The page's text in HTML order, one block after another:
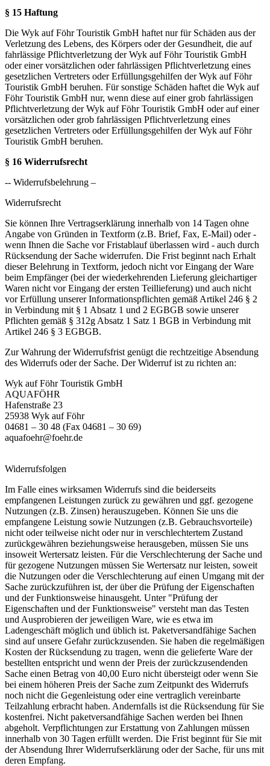
§ 15 Haftung
Die Wyk auf Föhr Touristik GmbH haftet nur für Schäden aus der
Verletzung des Lebens, des Körpers oder der Gesundheit, die auf
fahrlässige Pflichtverletzung der Wyk auf Föhr Touristik GmbH
oder einer vorsätzlichen oder fahrlässigen Pflichtverletzung eines
gesetzlichen Vertreters oder Erfüllungsgehilfen der Wyk auf Föhr
Touristik GmbH beruhen. Für sonstige Schäden haftet die Wyk auf
Föhr Touristik GmbH nur, wenn diese auf einer grob fahrlässigen
Pflichtverletzung der Wyk auf Föhr Touristik GmbH oder auf einer
vorsätzlichen oder grob fahrlässigen Pflichtverletzung eines
gesetzlichen Vertreters oder Erfüllungsgehilfen der Wyk auf Föhr
Touristik GmbH beruhen.
§ 16 Widerrufsrecht
-- Widerrufsbelehrung –
Widerrufsrecht
Sie können Ihre Vertragserklärung innerhalb von 14 Tagen ohne
Angabe von Gründen in Textform (z.B. Brief, Fax, E-Mail) oder -
wenn Ihnen die Sache vor Fristablauf überlassen wird - auch durch
Rücksendung der Sache widerrufen. Die Frist beginnt nach Erhalt
dieser Belehrung in Textform, jedoch nicht vor Eingang der Ware
beim Empfänger (bei der wiederkehrenden Lieferung gleichartiger
Waren nicht vor Eingang der ersten Teillieferung) und auch nicht
vor Erfüllung unserer Informationspflichten gemäß Artikel 246 § 2
in Verbindung mit § 1 Absatz 1 und 2 EGBGB sowie unserer
Pflichten gemäß § 312g Absatz 1 Satz 1 BGB in Verbindung mit
Artikel 246 § 3 EGBGB.
Zur Wahrung der Widerrufsfrist genügt die rechtzeitige Absendung
des Widerrufs oder der Sache. Der Widerruf ist zu richten an:
Wyk auf Föhr Touristik GmbH
AQUAFÖHR
Hafenstraße 23
25938 Wyk auf Föhr
04681 – 30 48 (Fax 04681 – 30 69)
aquafoehr@foehr.de
Widerrufsfolgen
Im Falle eines wirksamen Widerrufs sind die beiderseits
empfangenen Leistungen zurück zu gewähren und ggf. gezogene
Nutzungen (z.B. Zinsen) herauszugeben. Können Sie uns die
empfangene Leistung sowie Nutzungen (z.B. Gebrauchsvorteile)
nicht oder teilweise nicht oder nur in verschlechtertem Zustand
zurückgewähren beziehungsweise herausgeben, müssen Sie uns
insoweit Wertersatz leisten. Für die Verschlechterung der Sache und
für gezogene Nutzungen müssen Sie Wertersatz nur leisten, soweit
die Nutzungen oder die Verschlechterung auf einen Umgang mit der
Sache zurückzuführen ist, der über die Prüfung der Eigenschaften
und der Funktionsweise hinausgeht. Unter "Prüfung der
Eigenschaften und der Funktionsweise" versteht man das Testen
und Ausprobieren der jeweiligen Ware, wie es etwa im
Ladengeschäft möglich und üblich ist. Paketversandfähige Sachen
sind auf unsere Gefahr zurückzusenden. Sie haben die regelmäßigen
Kosten der Rücksendung zu tragen, wenn die gelieferte Ware der
bestellten entspricht und wenn der Preis der zurückzusendenden
Sache einen Betrag von 40,00 Euro nicht übersteigt oder wenn Sie
bei einem höheren Preis der Sache zum Zeitpunkt des Widerrufs
noch nicht die Gegenleistung oder eine vertraglich vereinbarte
Teilzahlung erbracht haben. Andernfalls ist die Rücksendung für Sie
kostenfrei. Nicht paketversandfähige Sachen werden bei Ihnen
abgeholt. Verpflichtungen zur Erstattung von Zahlungen müssen
innerhalb von 30 Tagen erfüllt werden. Die Frist beginnt für Sie mit
der Absendung Ihrer Widerrufserklärung oder der Sache, für uns mit
deren Empfang.